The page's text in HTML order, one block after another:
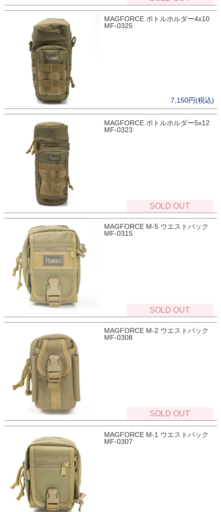
MAGFORCE ボトルホルダー4x10
MF-0325
7,150円(税込)
MAGFORCE ボトルホルダー5x12
MF-0323
SOLD OUT
MAGFORCE M-5 ウエストパック
MF-0315
SOLD OUT
MAGFORCE M-2 ウエストパック
MF-0308
SOLD OUT
MAGFORCE M-1 ウエストパック
MF-0307